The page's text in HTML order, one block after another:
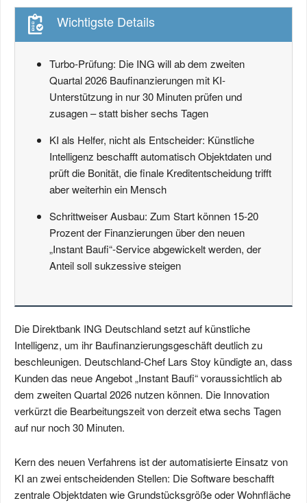
Wichtigste Details
Turbo-Prüfung: Die ING will ab dem zweiten
Quartal 2026 Baufinanzierungen mit KI-
Unterstützung in nur 30 Minuten prüfen und
zusagen – statt bisher sechs Tagen
KI als Helfer, nicht als Entscheider: Künstliche
Intelligenz beschafft automatisch Objektdaten und
prüft die Bonität, die finale Kreditentscheidung trifft
aber weiterhin ein Mensch
Schrittweiser Ausbau: Zum Start können 15-20
Prozent der Finanzierungen über den neuen
„Instant Baufi“-Service abgewickelt werden, der
Anteil soll sukzessive steigen
Die Direktbank ING Deutschland setzt auf künstliche
Intelligenz, um ihr Baufinanzierungsgeschäft deutlich zu
beschleunigen. Deutschland-Chef Lars Stoy kündigte an, dass
Kunden das neue Angebot „Instant Baufi“ voraussichtlich ab
dem zweiten Quartal 2026 nutzen können. Die Innovation
verkürzt die Bearbeitungszeit von derzeit etwa sechs Tagen
auf nur noch 30 Minuten.
Kern des neuen Verfahrens ist der automatisierte Einsatz von
KI an zwei entscheidenden Stellen: Die Software beschafft
zentrale Objektdaten wie Grundstücksgröße oder Wohnfläche